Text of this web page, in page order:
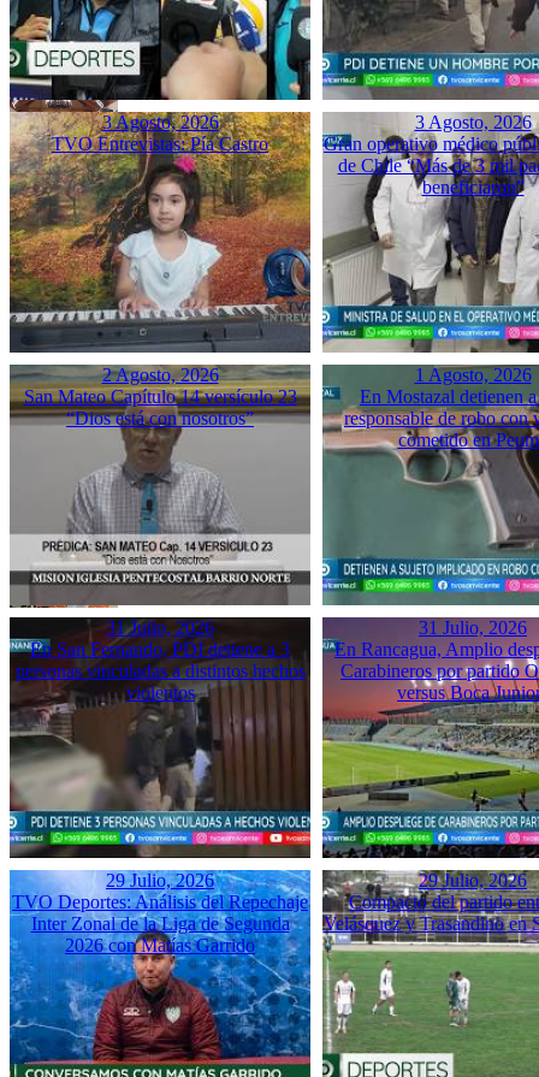
3 Agosto, 2026
TVO Entrevistas: Pía Castro
3 Agosto, 2026
Gran operativo médico
de Chile “Más de 3 mil
beneficiaron”
2 Agosto, 2026
San Mateo Capítulo 14 versículo 23
“Dios está con nosotros”
1 Agosto, 2026
En Mostazal detienen
responsable de robo con
cometido en
31 Julio, 2026
En San Fernando, PDI detiene a 3
personas vinculadas a distintos hechos
violentos
31 Julio, 2026
En Rancagua, Amplio
Carabineros por partido
versus Boca
29 Julio, 2026
TVO Deportes: Análisis del Repechaje
Inter Zonal de la Liga de Segunda
2026 con Matías Garrido
29 Julio, 2026
Compacto del partido
Velásquez y Trasandino en